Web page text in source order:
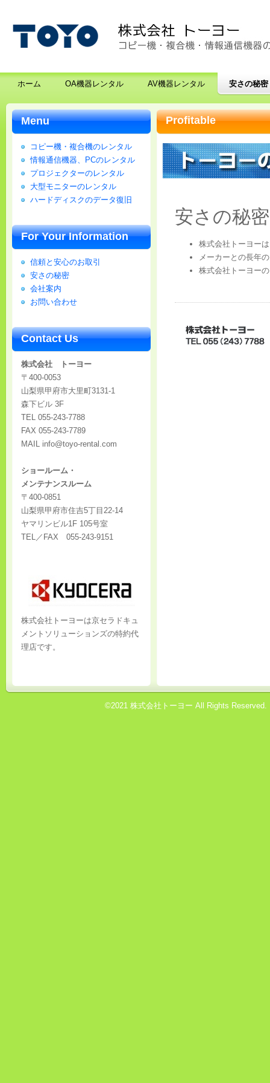
ホーム OA機器レンタル AV機器レンタル 安さの秘密
Profitable
安さの秘密
株式会社トーヨー
メーカーとの長年
株式会社トーヨー
Menu
コピー機・複合機のレンタル
情報通信機器、PCのレンタル
プロジェクターのレンタル
大型モニターのレンタル
ハードディスクのデータ復旧
For Your Information
信頼と安心のお取引
安さの秘密
会社案内
お問い合わせ
Contact Us
株式会社 トーヨー
〒400-0053
山梨県甲府市大里町3131-1
森下ビル 3F
TEL 055-243-7788
FAX 055-243-7789
MAIL info@toyo-rental.com
ショールーム・
メンテナンスルーム
〒400-0851
山梨県甲府市住吉5丁目22-14
ヤマリンビル1F 105号室
TEL／FAX 055-243-9151
株式会社トーヨーは京セラドキュ
メントソリューションズの特約代
理店です。
©2021 株式会社トーヨー All Rights